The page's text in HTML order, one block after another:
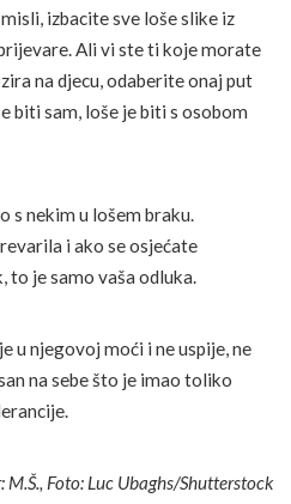
izbacite sve loše slike iz
Ali vi ste ti koje morate
na djecu, odaberite onaj put
biti sam, loše je biti s osobom
s nekim u lošem braku.
i ako se osjećate
to je samo vaša odluka.
u njegovoj moći i ne uspije, ne
na sebe što je imao toliko
M.Š., Foto: Luc Ubaghs/Shutterstock